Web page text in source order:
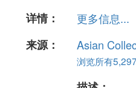
详情：
更多信息...
来源：
Asian
浏览所有